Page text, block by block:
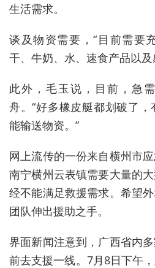
生活需求。
谈及物资需要，“目前需要
干、牛奶、水、速食产品以及
此外，毛玉说，目前，急
舟。“好多橡皮艇都划破了
能输送物资。”
网上流传的一份来自横州市
南宁横州云表镇需要大量的
经不能满足救援需求。希望
团队伸出援助之手。
界面新闻注意到，广西省内
前去支援一线。7月8日下午